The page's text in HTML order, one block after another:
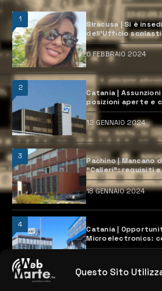
Questo Sito
1
Siracusa | Si è
dell’Ufficio
6 FEBBRAIO 2024
2
Catania |
posizioni aperte e
12 GENNAIO 2024
3
Pachino | Mancano
“Calleri”: requisiti
18 GENNAIO 2024
4
Catania |
Microelectronics:
previste